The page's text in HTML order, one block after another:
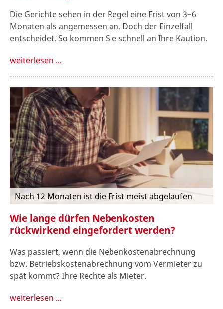
Die Gerichte sehen in der Regel eine Frist von 3−6
Monaten als angemessen an. Doch der Einzelfall
entscheidet. So kommen Sie schnell an Ihre Kaution.
weiterlesen ...
Nach 12 Monaten ist die Frist meist abgelaufen
Wie lange dürfen Nebenkosten
rückwirkend eingefordert werden?
Was passiert, wenn die Nebenkostenabrechnung
bzw. Betriebskostenabrechnung vom Vermieter zu
spät kommt? Ihre Rechte als Mieter.
weiterlesen ...